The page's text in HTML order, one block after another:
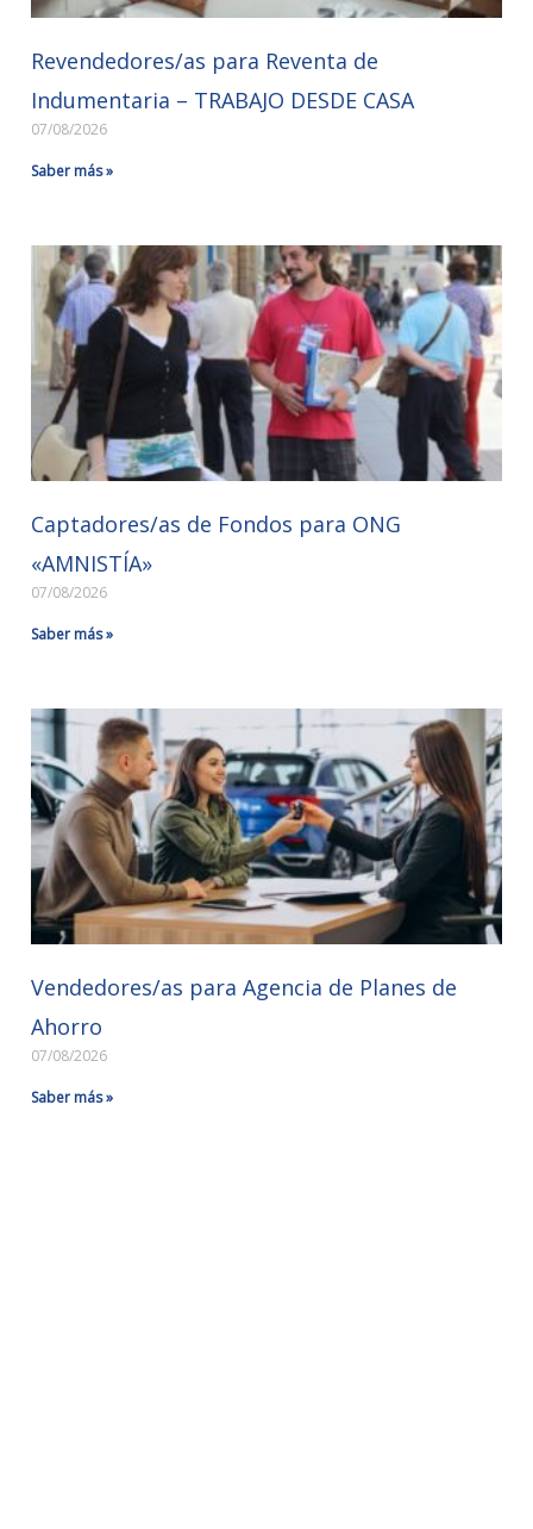
Revendedores/as para Reventa de
Indumentaria – TRABAJO DESDE CASA
07/08/2026
Saber más »
Captadores/as de Fondos para ONG
«AMNISTÍA»
07/08/2026
Saber más »
Vendedores/as para Agencia de Planes de
Ahorro
07/08/2026
Saber más »